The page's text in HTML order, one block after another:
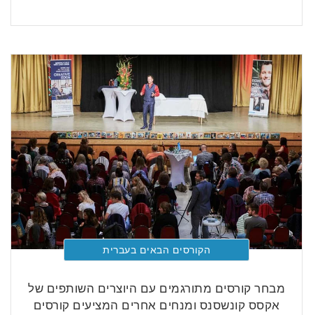
הקורסים הבאים בעברית
מבחר קורסים מתורגמים עם היוצרים השותפים של
אקסס קונשסנס ומנחים אחרים המציעים קורסים